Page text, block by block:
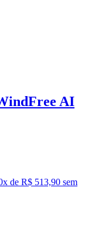
AI
x de R$ 513,90 sem